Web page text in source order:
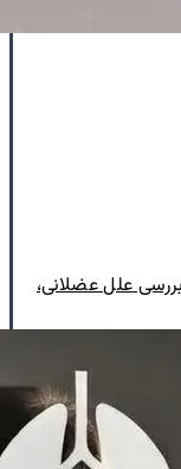
علل عضلانی،